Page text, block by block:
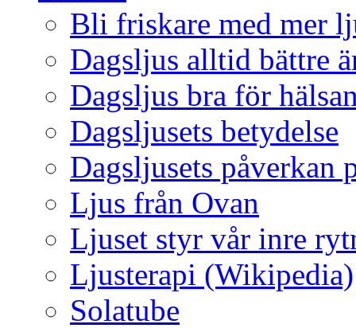
Bli friskare med mer
Dagsljus alltid bättre
Dagsljus bra för
Dagsljusets betydelse
Dagsljusets påverkan
Ljus från Ovan
Ljuset styr vår inre
Ljusterapi (Wikipedia)
Solatube